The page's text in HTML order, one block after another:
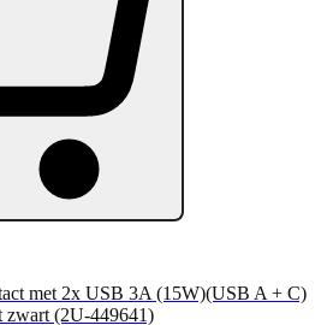
met 2x USB 3A (15W)(USB A + C)
zwart (2U-449641)